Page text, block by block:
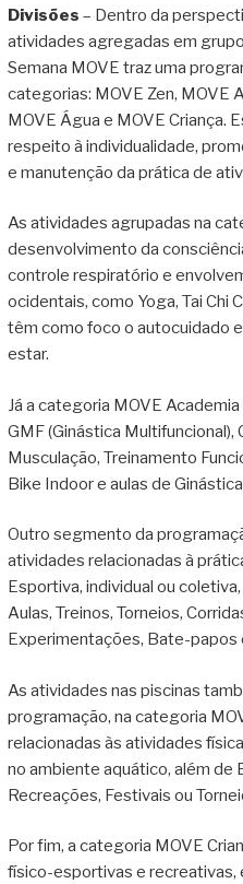
Divisões – Dentro da
atividades agregadas em
Semana MOVE traz uma
categorias: MOVE Zen, MOVE
MOVE Água e MOVE Criança.
respeito à individualidade,
e manutenção da prática de
As atividades agrupadas na
desenvolvimento da
controle respiratório e
ocidentais, como Yoga, Tai Chi
têm como foco o autocuidado
estar.
Já a categoria MOVE
GMF (Ginástica Multifuncional),
Musculação, Treinamento
Bike Indoor e aulas de
Outro segmento da
atividades relacionadas à
Esportiva, individual ou
Aulas, Treinos, Torneios,
Experimentações, Bate-
As atividades nas piscinas
programação, na categoria
relacionadas às atividades
no ambiente aquático, além de
Recreações, Festivais ou
Por fim, a categoria MOVE
físico-esportivas e